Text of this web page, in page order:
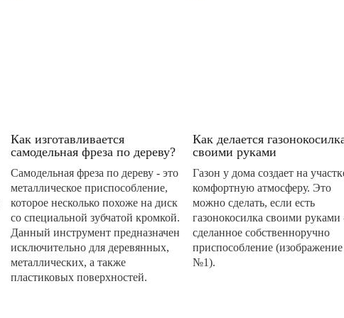
Как изготавливается
самодельная фреза по дереву?
Самодельная фреза по дереву - это
металлическое приспособление,
которое несколько похоже на диск
со специальной зубчатой кромкой.
Данный инструмент предназначен
исключительно для деревянных,
металлических, а также
пластиковых поверхностей.
Как делается
своими руками
Газон у дома создает на
комфортную атмосферу. Это
можно сделать, если есть
газонокосилка своими руками
сделанное собственноручно
приспособление (изображение
№1).